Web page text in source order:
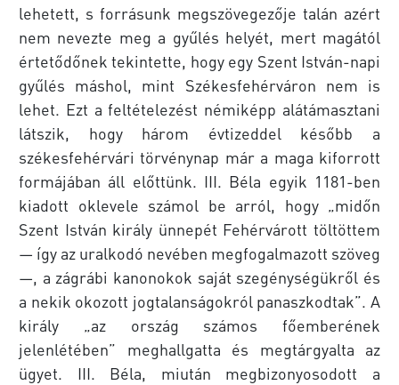
lehetett, s forrásunk megszövegezője talán azért
nem nevezte meg a gyűlés helyét, mert magától
értetődőnek tekintette, hogy egy Szent István-napi
gyűlés máshol, mint Székesfehérváron nem is
lehet. Ezt a feltételezést némiképp alátámasztani
látszik, hogy három évtizeddel később a
székesfehérvári törvénynap már a maga kiforrott
formájában áll előttünk. III. Béla egyik 1181-ben
kiadott oklevele számol be arról, hogy „midőn
Szent István király ünnepét Fehérvárott töltöttem
— így az uralkodó nevében megfogalmazott szöveg
—, a zágrábi kanonokok saját szegénységükről és
a nekik okozott jogtalanságokról panaszkodtak”. A
király „az ország számos főemberének
jelenlétében” meghallgatta és megtárgyalta az
ügyet. III. Béla, miután megbizonyosodott a